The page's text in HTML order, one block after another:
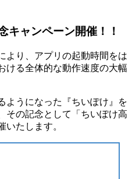
ャンペーン開催！！
より、アプリの起動時間をは
ける全体的な動作速度の大幅
ようになった『ちいぽけ』を
その記念として「ちいぽけ高
いたします。